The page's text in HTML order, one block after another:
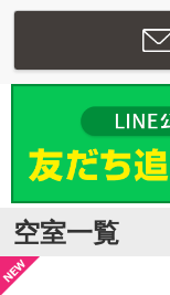
空室一覧